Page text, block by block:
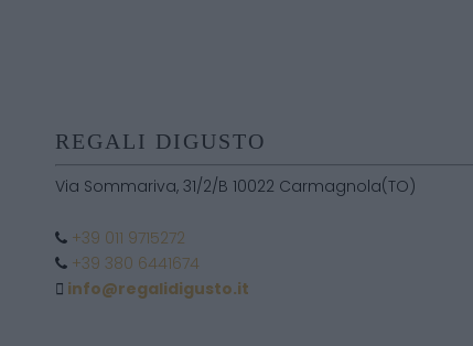
REGALI DIGUSTO
Via Sommariva, 31/2/B 10022 Carmagnola(TO)
+39 011 9715272
+39 380 6441674
info@regalidigusto.it